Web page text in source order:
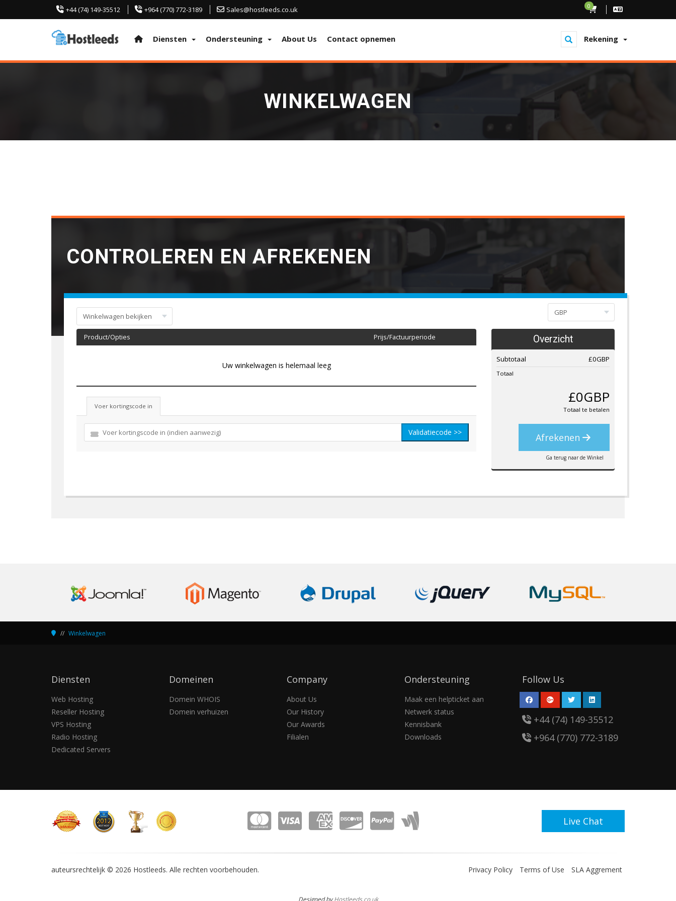
+44 (74) 149-35512 +964 (770) 772-3189 Sales@hostleeds.co.uk 0
Rekening
Diensten Ondersteuning About Us Contact opnemen
WINKELWAGEN
CONTROLEREN EN AFREKENEN
Product/Opties Prijs/Factuurperiode
Uw winkelwagen is helemaal leeg
Voer kortingscode in
Validatiecode >>
Overzicht
Subtotaal £0GBP
Totaal
£0GBP
Totaal te betalen
Afrekenen
Ga terug naar de Winkel
Winkelwagen
Diensten
Web Hosting
Reseller Hosting
VPS Hosting
Radio Hosting
Dedicated Servers
Domeinen
Domein WHOIS
Domein verhuizen
Company
About Us
Our History
Our Awards
Filialen
Ondersteuning
Maak een helpticket aan
Netwerk status
Kennisbank
Downloads
Follow Us
+44 (74) 149-35512
+964 (770) 772-3189
Live Chat
auteursrechtelijk © 2026 Hostleeds. Alle rechten voorbehouden. Privacy Policy Terms of Use SLA Aggrement
Designed byHostleeds.co.uk